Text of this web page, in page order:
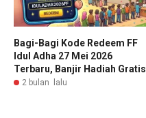
Bagi-Bagi Kode Redeem FF
Idul Adha 27 Mei 2026
Terbaru, Banjir Hadiah Gratis
2 bulan lalu